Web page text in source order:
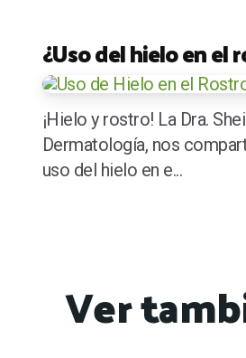
¿Uso del hielo en
¡Hielo y rostro! La Dra.
Dermatología, nos
uso del hielo en e...
Ver